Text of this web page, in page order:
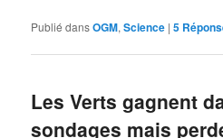
Publié dansOGM,Science |5
Les Verts gagnent
sondages mais